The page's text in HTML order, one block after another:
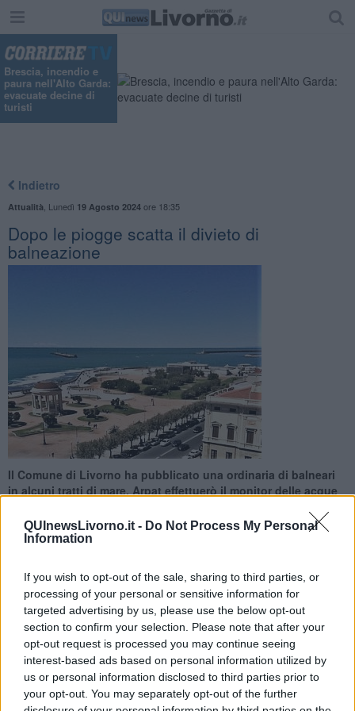
QUInewsLivorno.it - Do Not Process My Personal
Information
If you wish to opt-out of the sale, sharing to third parties, or
processing of your personal or sensitive information for
targeted advertising by us, please use the below opt-out
section to confirm your selection. Please note that after your
opt-out request is processed you may continue seeing
interest-based ads based on personal information utilized by
us or personal information disclosed to third parties prior to
your opt-out. You may separately opt-out of the further
Brescia, incendio e
paura nell'Alto Garda:
evacuate decine di
turisti
Indietro
Attualità Lunedì 19 Agosto 2024ore 18:35
Dopo le piogge scatta il divieto di
balneazione
Il Comune di Livorno ha pubblicato una ordinaria di balneari
in alcuni tratti di mare. Arpat effettuerò il monitor delle acque
LIVORNO —L’Amministrazione comunale di Livorno ha disposto,
attivando in data odierna l'ordinanza gestionale n. 128 del
23/04/2024, il divieto temporaneo preventivo di balneazione in
alcune aree cittadine.
Sono interessati gli specchi d’acqua Bellana, Terrazza Mascagni
Accademia sud e Ardenza sud limitatamente allo specchio acqueo
prospiciente la scalinata di Antignano e, più precisamente, 100